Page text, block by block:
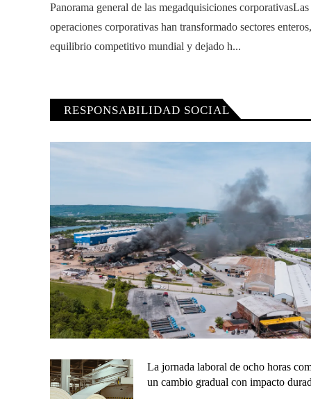
Panorama general de las megadquisiciones corporativasLas
operaciones corporativas han transformado sectores
equilibrio competitivo mundial y dejado h...
RESPONSABILIDAD SOCIAL
La jornada laboral de ocho horas
un cambio gradual con impacto